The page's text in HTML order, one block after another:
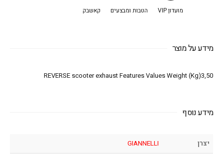
מועדון VIP הטבות ומבצעים קאשבק
מידע על מוצר
REVERSE scooter exhaust Features Values Weight (Kg)3,50
מידע נוסף
יצרן
GIANNELLI